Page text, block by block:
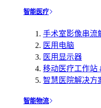
智能医疗
手术室影像串流
医用电脑
医用显示器
移动医疗工作站
智慧医院解决方
智能物流